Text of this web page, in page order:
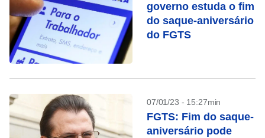
governo estuda o fim
do saque-aniversário
do FGTS
07/01/23 - 15:27min
FGTS: Fim do saque-
aniversário pode